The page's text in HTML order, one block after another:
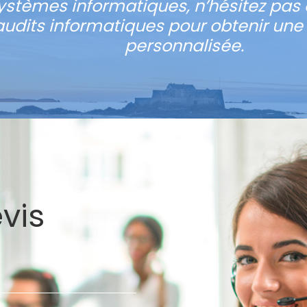
informatiques, n’hésitez
informatiques pour obtenir
personnalisée.